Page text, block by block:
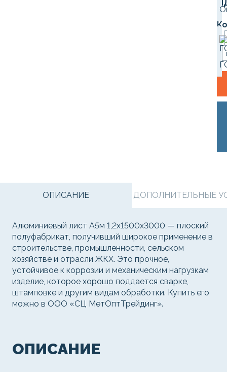
ОПИСАНИЕ ДОПОЛНИТЕЛЬНЫЕ
Алюминиевый лист А5м 1,2х1500х3000 — плоский
полуфабрикат, получивший широкое применение в
строительстве, промышленности, сельском
хозяйстве и отрасли ЖКХ. Это прочное,
устойчивое к коррозии и механическим нагрузкам
изделие, которое хорошо поддается сварке,
штамповке и другим видам обработки. Купить его
можно в ООО «СЦ МетОптТрейдинг».
ОПИСАНИЕ